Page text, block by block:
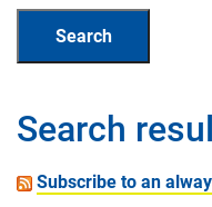
Search
Subscribe to an